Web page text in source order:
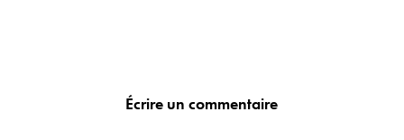
Écrire un commentaire